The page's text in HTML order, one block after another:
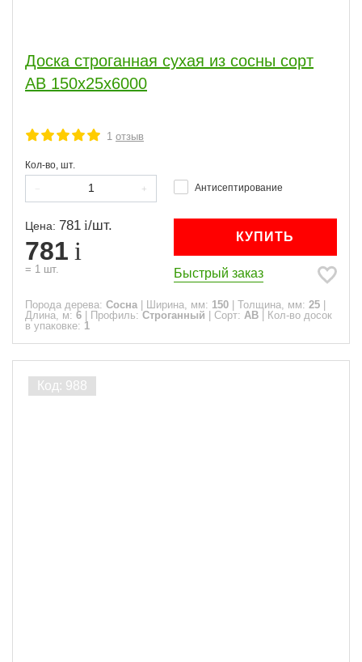
Доска строганная сухая из сосны сорт
АВ 150x25x6000
1 отзыв
Кол-во, шт.
Антисептирование
Цена: 781 /шт.
781
= 1 шт.
КУПИТЬ
Быстрый заказ
Порода дерева: Сосна Ширина, мм: 150 Толщина, мм: 25
Длина, м: 6 Профиль: Строганный Сорт: АВ
Кол-во досок
в упаковке: 1